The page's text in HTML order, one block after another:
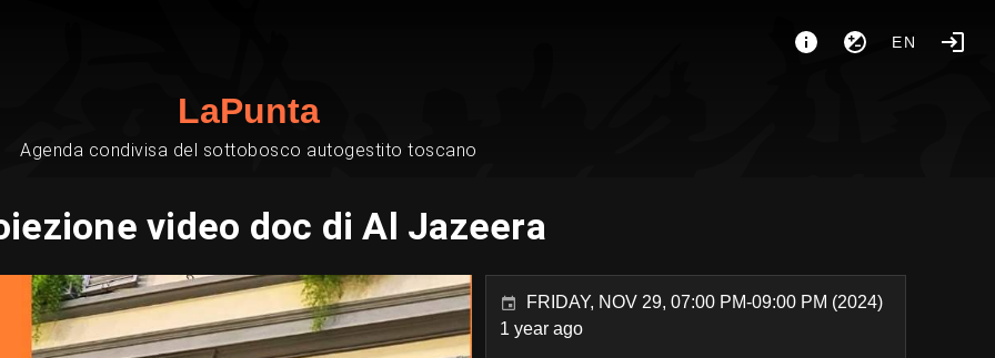
EN
LaPunta
Agenda condivisa del sottobosco autogestito toscano
video doc di Al Jazeera
FRIDAY, NOV 29, 07:00 PM-09:00 PM (2024)
1 year ago